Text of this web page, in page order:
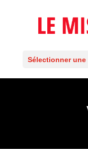
Sélectionner une